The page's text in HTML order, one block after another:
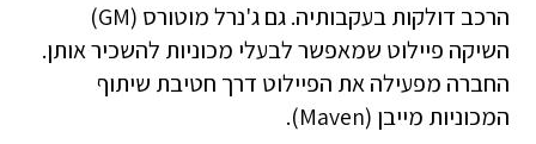
הרכב דולקות בעקבותיה. גם ג'נרל מוטורס (GM)
השיקה פיילוט שמאפשר לבעלי מכוניות להשכיר אותן.
החברה מפעילה את הפיילוט דרך חטיבת שיתוף
המכוניות מייבן (Maven).